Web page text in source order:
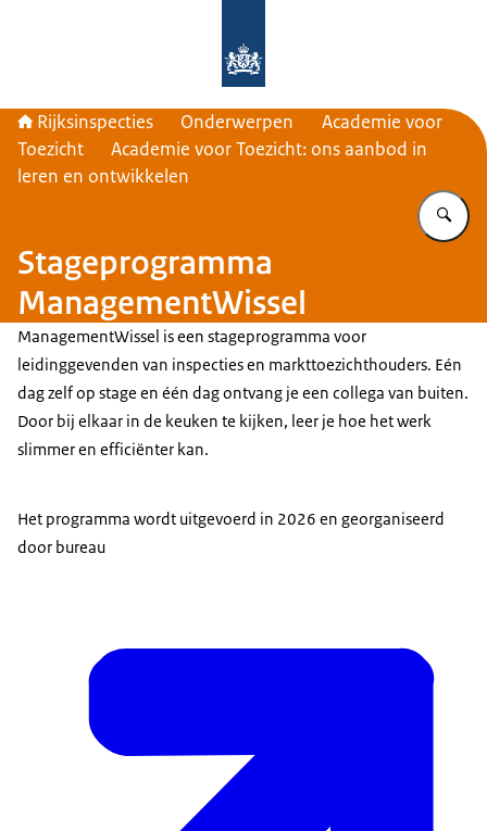
Rijksinspecties Onderwerpen
Academie voor
Toezicht
Academie voor Toezicht: ons aanbod in
leren en ontwikkelen
Stageprogramma
ManagementWissel
ManagementWissel is een stageprogramma voor
leidinggevenden van inspecties en markttoezichthouders. Eén
dag zelf op stage en één dag ontvang je een collega van buiten.
Door bij elkaar in de keuken te kijken, leer je hoe het werk
slimmer en efficiënter kan.
Het programma wordt uitgevoerd in 2026 en georganiseerd
door bureau